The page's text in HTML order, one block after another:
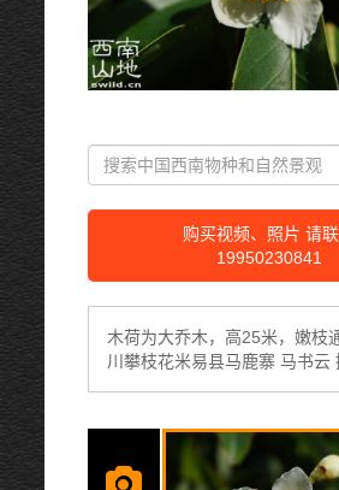
购买视频、照片 请
19950230841
木荷为大乔木，高25米，嫩枝
川攀枝花米易县马鹿寨 马书云